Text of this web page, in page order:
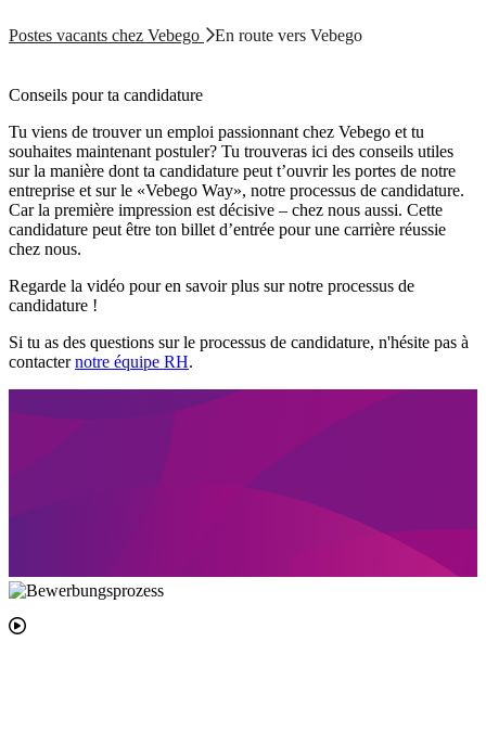
Postes vacants chez Vebego En route vers Vebego
Conseils pour ta candidature
Tu viens de trouver un emploi passionnant chez Vebego et tu
souhaites maintenant postuler? Tu trouveras ici des conseils utiles
sur la manière dont ta candidature peut t’ouvrir les portes de notre
entreprise et sur le «Vebego Way», notre processus de candidature.
Car la première impression est décisive – chez nous aussi. Cette
candidature peut être ton billet d’entrée pour une carrière réussie
chez nous.
Regarde la vidéo pour en savoir plus sur notre processus de
candidature !
Si tu as des questions sur le processus de candidature, n'hésite pas à
contacternotre équipe RH.